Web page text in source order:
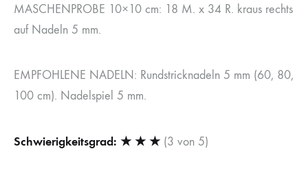
MASCHENPROBE 10×10 cm: 18 M. x 34 R. kraus rechts
auf Nadeln 5 mm.
EMPFOHLENE NADELN: Rundstricknadeln 5 mm (60, 80,
100 cm). Nadelspiel 5 mm.
Schwierigkeitsgrad: ★ ★ ★ (3 von 5)